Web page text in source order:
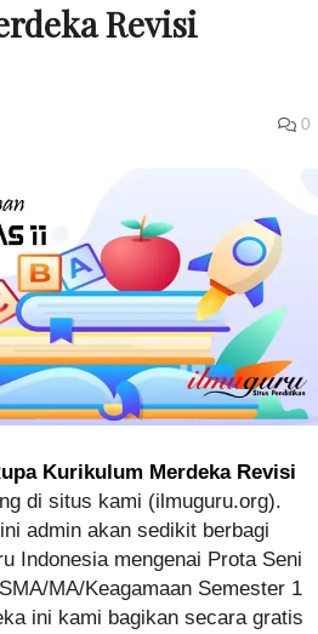
Revisi
0
Kurikulum Merdeka Revisi
di situs kami (ilmuguru.org).
admin akan sedikit berbagi
Indonesia mengenai Prota Seni
MA/Keagamaan Semester 1
ini kami bagikan secara gratis